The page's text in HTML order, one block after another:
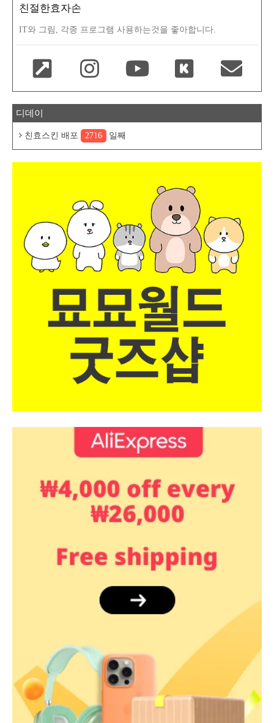
친절한효자손
IT와 그림, 각종 프로그램 사용하는것을 좋아합니다.
디데이
친효스킨 배포 2716 일째